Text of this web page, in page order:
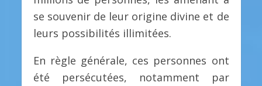
se souvenir de leur origine divine et de
leurs possibilités illimitées.
En règle générale, ces personnes ont
été persécutées, notamment par